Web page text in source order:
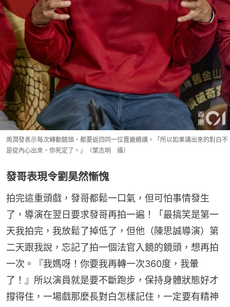
周潤發表示每次轉動鏡頭，都要返回同一位置繼續講。「所以如果講出來的對白不
是從內心出來，你死定了。」（葉志明 攝）
發哥表現令劉昊然慚愧
拍完這重頭戲，發哥都鬆一口氣，但可怕事情發生
了，導演在翌日要求發哥再拍一遍！「最搞笑是第一
天我拍完，我放鬆了掉低了，但他（陳思誠導演）第
二天跟我說，忘記了拍一個法官入鏡的鏡頭，想再拍
一次。『我媽呀！你要我再轉一次360度，我暈
了！』所以演員就是要不斷跑步，保持身體狀態好才
撐得住，一場戲那麼長對白怎樣記住，一定要有精神